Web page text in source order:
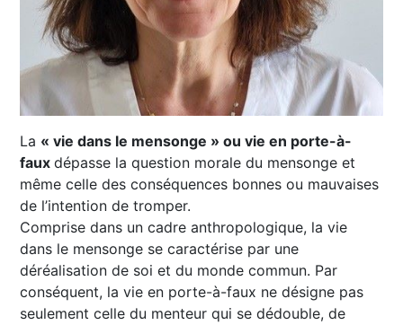
La « vie dans le mensonge » ou vie en porte-à-
fauxdépasse la question morale du mensonge et
même celle des conséquences bonnes ou mauvaises
de l’intention de tromper.
Comprise dans un cadre anthropologique, la vie
dans le mensonge se caractérise par une
déréalisation de soi et du monde commun. Par
conséquent, la vie en porte-à-faux ne désigne pas
seulement celle du menteur qui se dédouble, de